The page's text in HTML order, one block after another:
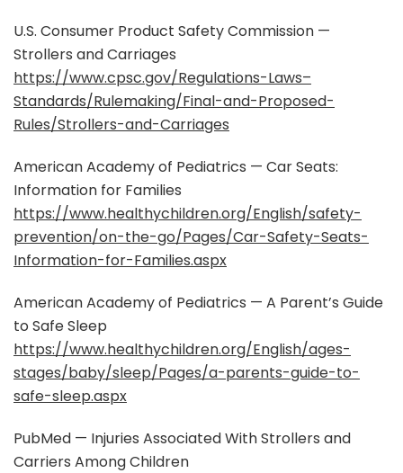
U.S. Consumer Product Safety Commission —
Strollers and Carriages
https://www.cpsc.gov/Regulations-Laws–
Standards/Rulemaking/Final-and-Proposed-
Rules/Strollers-and-Carriages
American Academy of Pediatrics — Car Seats:
Information for Families
https://www.healthychildren.org/English/safety-
prevention/on-the-go/Pages/Car-Safety-Seats-
Information-for-Families.aspx
American Academy of Pediatrics — A Parent’s Guide
to Safe Sleep
https://www.healthychildren.org/English/ages-
stages/baby/sleep/Pages/a-parents-guide-to-
safe-sleep.aspx
PubMed — Injuries Associated With Strollers and
Carriers Among Children